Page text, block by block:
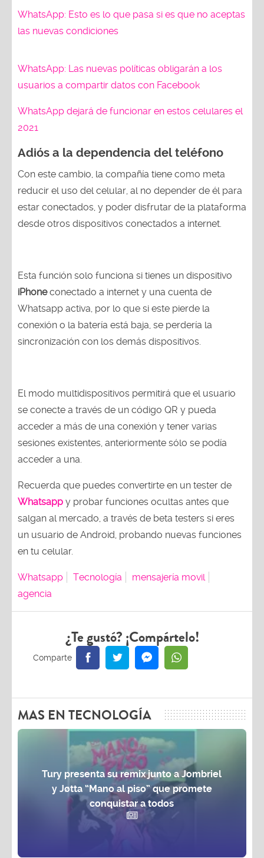
WhatsApp: Esto es lo que pasa si es que no aceptas
las nuevas condiciones
WhatsApp: Las nuevas políticas obligarán a los
usuarios a compartir datos con Facebook
WhatsApp dejará de funcionar en estos celulares el
2021
Adiós a la dependencia del teléfono
Con este cambio, la compañía tiene como meta
reducir el uso del celular, al no depender de él para
estar conectados, y poder disfrutar de la plataforma
desde otros dispositivos conectados a internet.
Esta función solo funciona si tienes un dispositivo
iPhoneconectado a internet y una cuenta de
Whatsapp activa, por lo que si este pierde la
conexión o la batería está baja, se perdería la
sincronización con los demás dispositivos.
El modo multidispositivos permitirá que el usuario
se conecte a través de un código QR y pueda
acceder a más de una conexión y tener varias
sesiones existentes, anteriormente sólo se podía
acceder a una.
Recuerda que puedes convertirte en un tester de
Whatsapp y probar funciones ocultas antes que
salgan al mercado, a través de beta testers si eres
un usuario de Android, probando nuevas funciones
en tu celular.
Whatsapp Tecnología
mensajería movil
agencia
¿Te gustó? ¡Compártelo!
MAS EN TECNOLOGÍA
Tury presenta su remix junto a Jombriel
y Jøtta “Mano al piso” que promete
conquistar a todos